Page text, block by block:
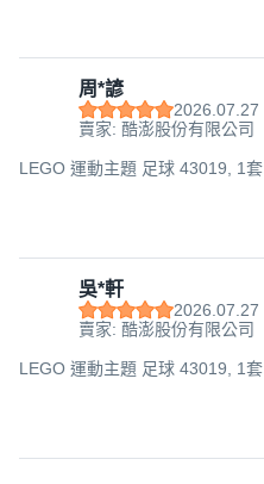
周*諺
2026.07.27
賣家: 酷澎股份有限公司
LEGO 運動主題 足球 43019, 1套
吳*軒
2026.07.27
賣家: 酷澎股份有限公司
LEGO 運動主題 足球 43019, 1套